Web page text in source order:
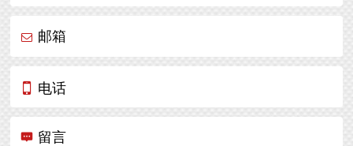
邮箱
电话
留言